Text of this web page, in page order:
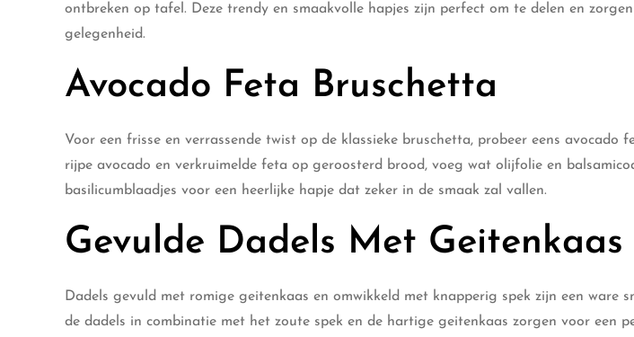
ontbreken op tafel. Deze trendy en smaakvolle hapjes zijn perfect om te delen en
gelegenheid.
Avocado Feta Bruschetta
Voor een frisse en verrassende twist op de klassieke bruschetta, probeer eens avocado
rijpe avocado en verkruimelde feta op geroosterd brood, voeg wat olijfolie en
basilicumblaadjes voor een heerlijke hapje dat zeker in de smaak zal vallen.
Gevulde Dadels Met Geitenkaas
Dadels gevuld met romige geitenkaas en omwikkeld met knapperig spek zijn een ware
de dadels in combinatie met het zoute spek en de hartige geitenkaas zorgen voor een